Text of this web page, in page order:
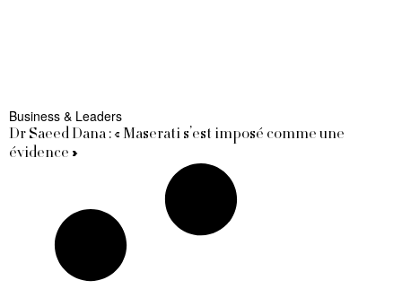
Business & Leaders
Dr Saeed Dana : « Maserati s’est imposé comme une
évidence »